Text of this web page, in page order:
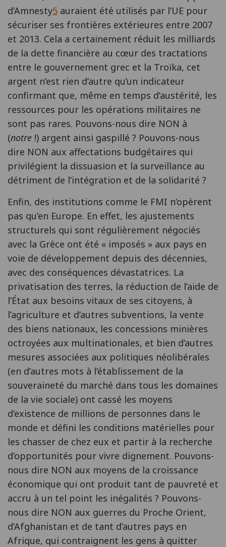
d’Amnesty5 auraient été utilisés par l’UE pour
sécuriser ses frontières extérieures entre 2007
et 2013. Cela a certainement réduit les milliards
de la dette financière au cœur des tractations
entre le gouvernement grec et la Troïka, cet
argent n’est rien d’autre qu’un indicateur
confirmant que, même en temps d’austérité, les
ressources pour les opérations militaires ne
sont pas rares. Pouvons-nous dire NON à
(notre !) argent ainsi gaspillé ? Pouvons-nous
dire NON aux affectations budgétaires qui
privilégient la dissuasion et la surveillance au
détriment de l’intégration et de la solidarité ?
Enfin, des institutions comme le FMI n’opèrent
pas qu’en Europe. En effet, les ajustements
structurels qui sont régulièrement négociés
avec la Grèce ont été « imposés » aux pays en
voie de développement depuis des décennies,
avec des conséquences dévastatrices. La
privatisation des terres, la réduction de l’aide de
l’État aux besoins vitaux de ses citoyens, à
l’agriculture et d’autres subventions, la vente
des biens nationaux, les concessions minières
octroyées aux multinationales, et bien d’autres
mesures associées aux politiques néolibérales
(en d’autres mots à l’établissement de la
souveraineté du marché dans tous les domaines
de la vie sociale) ont cassé les moyens
d’existence de millions de personnes dans le
monde et défini les conditions matérielles pour
les chasser de chez eux et partir à la recherche
d’opportunités pour vivre dignement. Pouvons-
nous dire NON aux moyens de la croissance
économique qui ont produit tant de pauvreté et
accru à un tel point les inégalités ? Pouvons-
nous dire NON aux guerres du Proche Orient,
d’Afghanistan et de tant d’autres pays en
Afrique, qui contraignent les gens à quitter